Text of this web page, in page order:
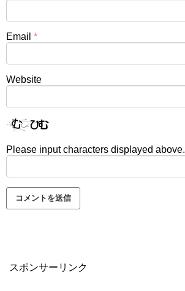
Email *
Website
Please input characters displayed above.
スポンサーリンク